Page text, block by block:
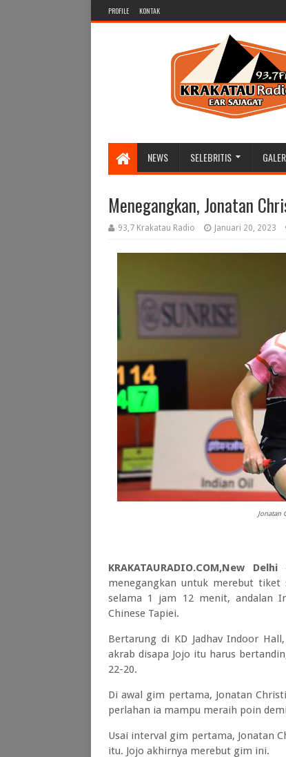
PROFILE KONTAK
NEWS SELEBRITIS
Menegangkan, Jonatan
93,7 Krakatau Radio Januari 20, 2023
Jonatan
KRAKATAURADIO.COM,New
menegangkan untuk merebut tiket
selama 1 jam 12 menit, andalan
Chinese Tapiei.
Bertarung di KD Jadhav Indoor
akrab disapa Jojo itu harus
22-20.
Di awal gim pertama, Jonatan
perlahan ia mampu meraih poin
Usai interval gim pertama, Jonatan
itu. Jojo akhirnya merebut gim ini.